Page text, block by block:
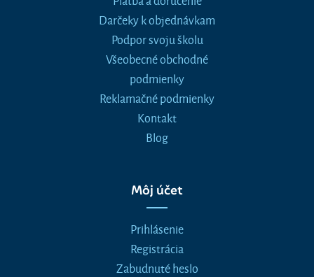
Darčeky k objednávkam
Podpor svoju školu
Všeobecné obchodné
podmienky
Reklamačné podmienky
Kontakt
Blog
Môj účet
Prihlásenie
Registrácia
Zabudnuté heslo